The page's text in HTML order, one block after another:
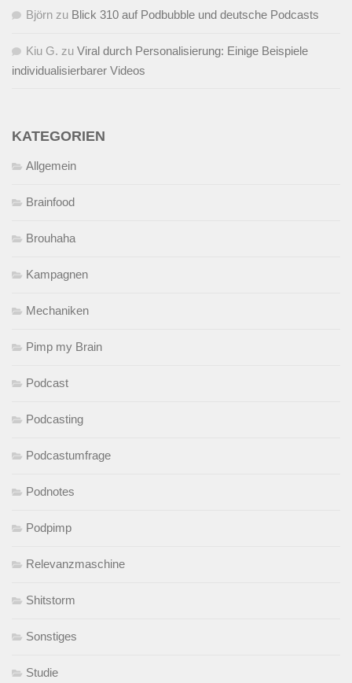
Björn zu Blick 310 auf Podbubble und deutsche Podcasts
Kiu G. zu Viral durch Personalisierung: Einige Beispiele
individualisierbarer Videos
KATEGORIEN
Allgemein
Brainfood
Brouhaha
Kampagnen
Mechaniken
Pimp my Brain
Podcast
Podcasting
Podcastumfrage
Podnotes
Podpimp
Relevanzmaschine
Shitstorm
Sonstiges
Studie